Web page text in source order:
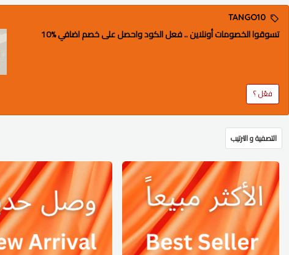
TANGO10
تسوقوا الخصومات أونلاين .. فعل الكود واحصل على خصم اضافي %10
فعّل ؟
التصفية و الترتيب